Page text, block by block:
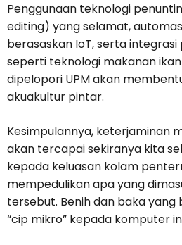
Penggunaan teknologi
editing) yang selamat,
berasaskan IoT, serta
seperti teknologi makanan
dipelopori UPM akan
akuakultur pintar.
Kesimpulannya, keterjaminan
akan tercapai sekiranya kita
kepada keluasan kolam
mempedulikan apa yang
tersebut. Benih dan baka
“cip mikro” kepada komputer